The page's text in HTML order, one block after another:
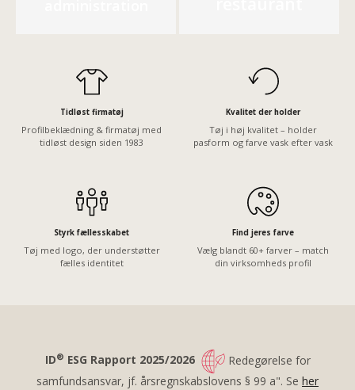
Tidløst firmatøj
Profilbeklædning & firmatøj med
tidløst design siden 1983
Kvalitet der holder
Tøj i høj kvalitet – holder
pasform og farve vask efter vask
Styrk fællesskabet
Tøj med logo, der understøtter
fælles identitet
Find jeres farve
Vælg blandt 60+ farver – match
din virksomheds profil
ID® ESG Rapport 2025/2026
Redegørelse for
samfundsansvar, jf. årsregnskabslovens § 99 a". Se her